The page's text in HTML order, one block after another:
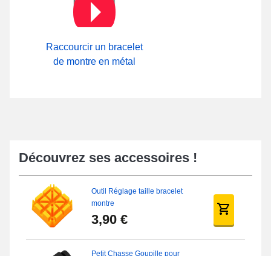
Raccourcir un bracelet
de montre en métal
Découvrez ses accessoires !
Outil Réglage taille bracelet
montre
3,90 €
Petit Chasse Goupille pour